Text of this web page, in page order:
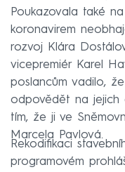
Poukazovala také
koronavirem
rozvoj Klára
vicepremiér Karel
poslancům vadilo,
odpovědět na jejich
tím, že ji ve
Marcela Pavlová.
Rekodifikaci
programovém